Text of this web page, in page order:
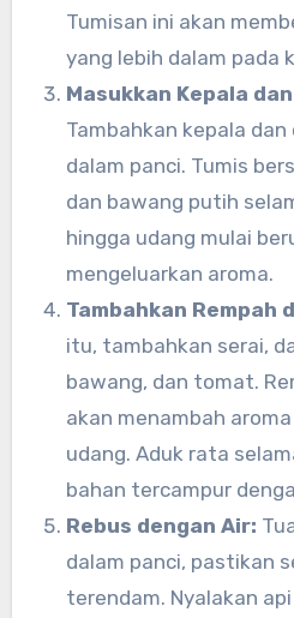
Tumisan ini akan
yang lebih dalam pada
Masukkan Kepala
Tambahkan kepala
dalam panci. Tumis
dan bawang putih
hingga udang mulai
mengeluarkan aroma.
Tambahkan Rempah
itu, tambahkan serai,
bawang, dan tomat.
akan menambah
udang. Aduk rata
bahan tercampur
Rebus dengan Air:
dalam panci, pastikan
terendam. Nyalakan